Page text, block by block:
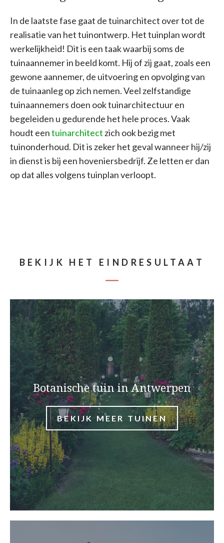
In de laatste fase gaat de tuinarchitect over tot de
realisatie van het tuinontwerp. Het tuinplan wordt
werkelijkheid! Dit is een taak waarbij soms de
tuinaannemer in beeld komt. Hij of zij gaat, zoals een
gewone aannemer, de uitvoering en opvolging van
de tuinaanleg op zich nemen. Veel zelfstandige
tuinaannemers doen ook tuinarchitectuur en
begeleiden u gedurende het hele proces. Vaak
houdt eentuinarchitect zich ook bezig met
tuinonderhoud. Dit is zeker het geval wanneer hij/zij
in dienst is bij een hoveniersbedrijf. Ze letten er dan
op dat alles volgens tuinplan verloopt.
BEKIJK HET EINDRESULTAAT
Botanische tuin in Antwerpen
BEKIJK MEER TUINEN